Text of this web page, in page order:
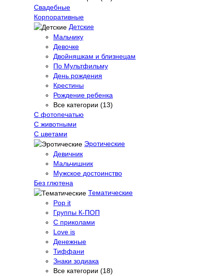
Свадебные
Корпоративные
Детские
Мальчику
Девочке
Двойняшкам и близнецам
По Мультфильму
День рождения
Крестины
Рождение ребенка
Все категории (13)
С фотопечатью
C животными
С цветами
Эротические
Девичник
Мальчишник
Мужское достоинство
Без глютена
Тематические
Pop it
Группы К-ПОП
С приколами
Love is
Денежные
Тиффани
Знаки зодиака
Все категории (18)